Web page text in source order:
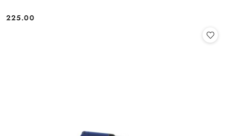
Cena:
225.00